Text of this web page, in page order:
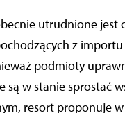
utrudnione jest
z importu
podmioty
są w stanie sprostać
resort proponuje